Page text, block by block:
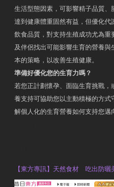
生活型態因素，可影響精子品質、
達到健康體重固然有益，但優化
飲食品質，對支持生殖成功尤為
及伴侶找出可能影響生育的營養
本的策略，以改善生殖健康。
準備好優化您的生育力嗎？
若您正計劃懷孕、面臨生育挑戰
養支持可協助您以主動積極的方式
解個人化的生育營養如何支持您邁
【東方專訊】天然食材 吃出防曬